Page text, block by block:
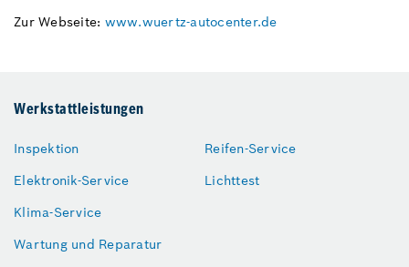
Zur Webseite: www.wuertz-autocenter.de
Werkstattleistungen
Inspektion
Elektronik-Service
Klima-Service
Wartung und Reparatur
Reifen-Service
Lichttest